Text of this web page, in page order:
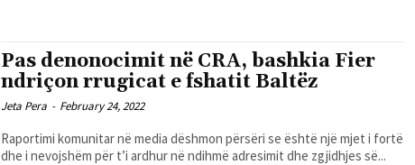
Pas denonocimit në CRA, bashkia Fier
ndriçon rrugicat e fshatit Baltëz
Jeta Pera - February 24, 2022
Raportimi komunitar në media dëshmon përsëri se është një mjet i fortë
dhe i nevojshëm për t’i ardhur në ndihmë adresimit dhe zgjidhjes së...